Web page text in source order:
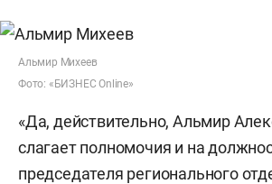
Альмир Михеев
Фото: «БИЗНЕС Online»
«Да, действительно, Альмир
слагает полномочия и на
председателя регионального